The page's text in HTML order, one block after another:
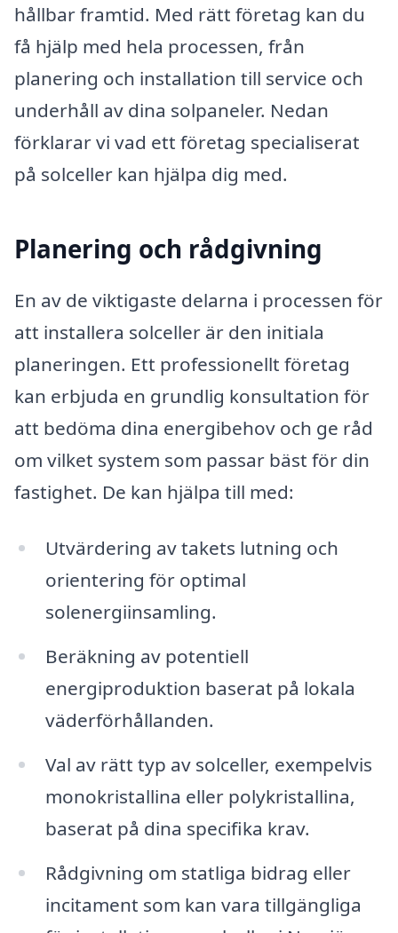
hållbar framtid. Med rätt företag kan du
få hjälp med hela processen, från
planering och installation till service och
underhåll av dina solpaneler. Nedan
förklarar vi vad ett företag specialiserat
på solceller kan hjälpa dig med.
Planering och rådgivning
En av de viktigaste delarna i processen för
att installera solceller är den initiala
planeringen. Ett professionellt företag
kan erbjuda en grundlig konsultation för
att bedöma dina energibehov och ge råd
om vilket system som passar bäst för din
fastighet. De kan hjälpa till med:
Utvärdering av takets lutning och
orientering för optimal
solenergiinsamling.
Beräkning av potentiell
energiproduktion baserat på lokala
väderförhållanden.
Val av rätt typ av solceller, exempelvis
monokristallina eller polykristallina,
baserat på dina specifika krav.
Rådgivning om statliga bidrag eller
incitament som kan vara tillgängliga